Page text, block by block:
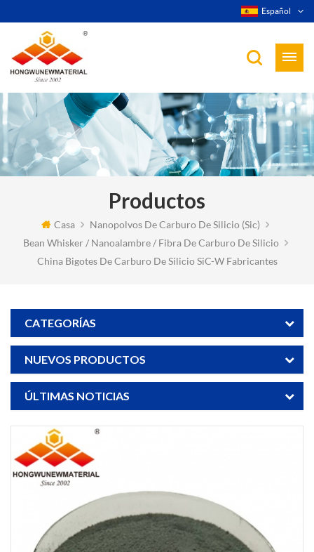
Español
Productos
Casa
Nanopolvos De Carburo De Silicio (sic)
Bean Whisker / Nanoalambre / Fibra De Carburo De Silicio
China Bigotes De Carburo De Silicio SiC-W Fabricantes
CATEGORÍAS
NUEVOS PRODUCTOS
ÚLTIMAS NOTICIAS